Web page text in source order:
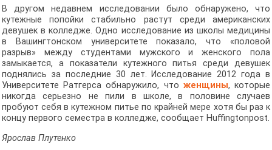
В другом недавнем исследовании было обнаружено, что
кутежные попойки стабильно растут среди американских
девушек в колледже. Одно исследование из школы медицины
в Вашингтонском университете показало, что «половой
разрыв» между студентами мужского и женского пола
замыкается, а показатели кутежного питья среди девушек
поднялись за последние 30 лет. Исследование 2012 года в
Университете Ратгерса обнаружило, что женщины, которые
никогда серьезно не пили в школе, в половине случаев
пробуют себя в кутежном питье по крайней мере хотя бы раз к
концу первого семестра в колледже, сообщает Huffingtonpost.
Ярослав Плутенко